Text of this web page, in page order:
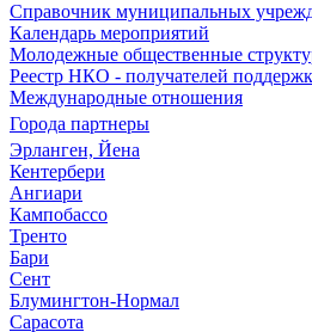
Справочник муниципальных
Календарь мероприятий
Молодежные общественные
Реестр НКО - получателей
Международные отношения
Города партнеры
Эрланген, Йена
Кентербери
Ангиари
Кампобассо
Тренто
Бари
Сент
Блумингтон-Нормал
Сарасота